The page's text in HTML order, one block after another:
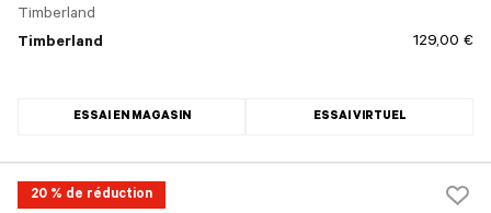
Timberland
Timberland
129,00 €
ESSAI EN MAGASIN ESSAI VIRTUEL
20 % de réduction